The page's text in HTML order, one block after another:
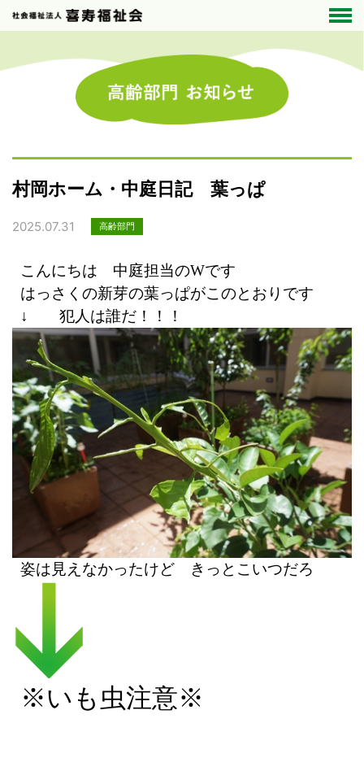
村岡ホーム・中庭日記 葉っぱ
2025.07.31 高齢部門
こんにちは 中庭担当のWです
はっさくの新芽の葉っぱがこのとおりです
↓ 犯人は誰だ！！！
姿は見えなかったけど きっとこいつだろ
※いも虫注意※